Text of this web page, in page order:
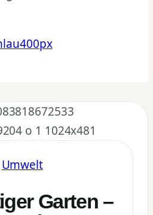
Umwelt
Garten –